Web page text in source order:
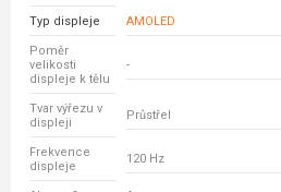
Typ displeje AMOLED
Poměr
velikosti
displeje k tělu
-
Tvar výřezu v
displeji
Průstřel
Frekvence
displeje
120 Hz